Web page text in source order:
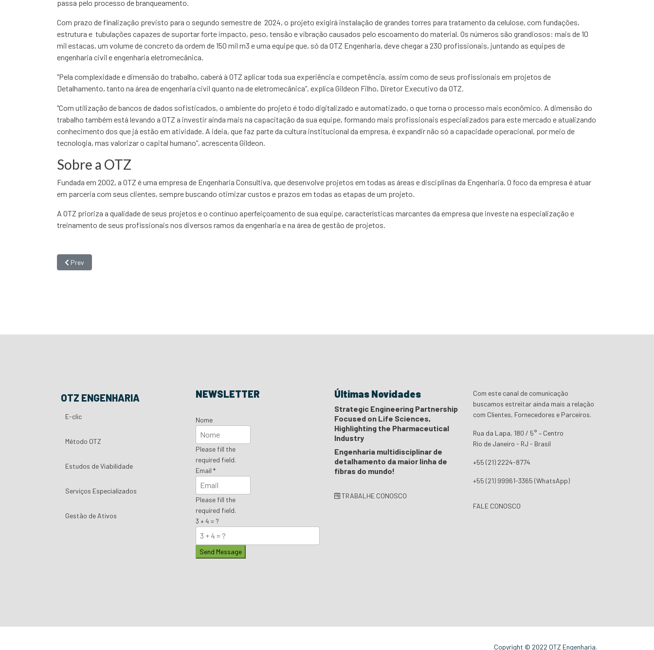
passa pelo processo de branqueamento.
Com prazo de finalização previsto para o segundo semestre de 2024, o projeto exigirá instalação de grandes torres para tratamento da celulose, com fundações,
estrutura e tubulações capazes de suportar forte impacto, peso, tensão e vibração causados pelo escoamento do material. Os números são grandiosos: mais de 10
mil estacas, um volume de concreto da ordem de 150 mil m3 e uma equipe que, só da OTZ Engenharia, deve chegar a 230 profissionais, juntando as equipes de
engenharia civil e engenharia eletromecânica.
"Pela complexidade e dimensão do trabalho, caberá à OTZ aplicar toda sua experiência e competência, assim como de seus profissionais em projetos de
Detalhamento, tanto na área de engenharia civil quanto na de eletromecânica”, explica Gildeon Filho, Diretor Executivo da OTZ.
"Com utilização de bancos de dados sofisticados, o ambiente do projeto é todo digitalizado e automatizado, o que torna o processo mais econômico. A dimensão do
trabalho também está levando a OTZ a investir ainda mais na capacitação da sua equipe, formando mais profissionais especializados para este mercado e atualizando
conhecimento dos que já estão em atividade. A ideia, que faz parte da cultura institucional da empresa, é expandir não só a capacidade operacional, por meio de
tecnologia, mas valorizar o capital humano”, acrescenta Gildeon.
Sobre a OTZ
Fundada em 2002, a OTZ é uma empresa de Engenharia Consultiva, que desenvolve projetos em todas as áreas e disciplinas da Engenharia. O foco da empresa é atuar
em parceria com seus clientes, sempre buscando otimizar custos e prazos em todas as etapas de um projeto.
A OTZ prioriza a qualidade de seus projetos e o contínuo aperfeiçoamento de sua equipe, características marcantes da empresa que investe na especialização e
treinamento de seus profissionais nos diversos ramos da engenharia e na área de gestão de projetos.
Previous article: Strategic Engineering Partnership Focused on Life Sciences, Highlighting the Pharmaceutical Industry
Prev
OTZ ENGENHARIA
E-clic
Método OTZ
Estudos de Viabilidade
Serviços Especializados
Gestão de Ativos
NEWSLETTER
Nome
Please fill the
required field.
Email *
Please fill the
required field.
3 + 4 = ?
Send Message
Últimas Novidades
Strategic Engineering Partnership
Focused on Life Sciences,
Highlighting the Pharmaceutical
Industry
Engenharia multidisciplinar de
detalhamento da maior linha de
fibras do mundo!
TRABALHE CONOSCO
Com este canal de comunicação
buscamos estreitar ainda mais a relação
com Clientes, Fornecedores e Parceiros.
Rua da Lapa, 180 / 5° – Centro
Rio de Janeiro - RJ - Brasil
+55 (21) 2224-8774
+55 (21) 99961-3365 (WhatsApp)
FALE CONOSCO
Copyright © 2022 OTZ Engenharia.